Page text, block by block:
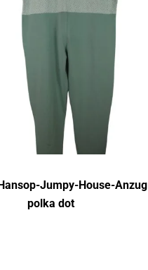
Jumpy-House-Anzug
polka dot